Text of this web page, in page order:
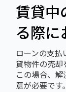
賃貸中
る際に
ローンの支
貸物件の売却
この場合、
意が必要です